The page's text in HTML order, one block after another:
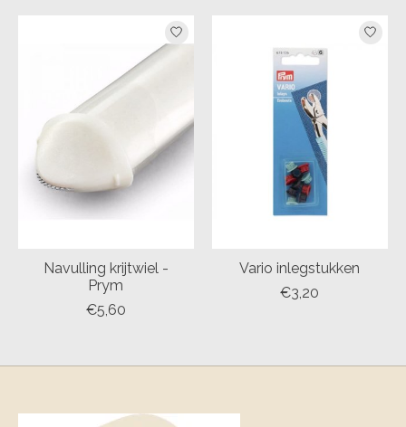
Navulling krijtwiel -
Prym
€5,60
Vario inlegstukken
€3,20